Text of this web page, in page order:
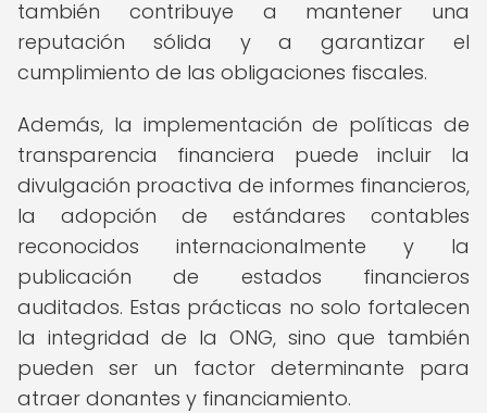
también contribuye a mantener una
reputación sólida y a garantizar el
cumplimiento de las obligaciones fiscales.
Además, la implementación de políticas de
transparencia financiera puede incluir la
divulgación proactiva de informes financieros,
la adopción de estándares contables
reconocidos internacionalmente y la
publicación de estados financieros
auditados. Estas prácticas no solo fortalecen
la integridad de la ONG, sino que también
pueden ser un factor determinante para
atraer donantes y financiamiento.